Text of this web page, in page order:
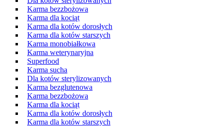
Karma bezzbożowa
Karma dla kociąt
Karma dla kotów dorosłych
Karma dla kotów starszych
Karma monobiałkowa
Karma weterynaryjna
Superfood
Karma sucha
Dla kotów sterylizowanych
Karma bezglutenowa
Karma bezzbożowa
Karma dla kociąt
Karma dla kotów dorosłych
Karma dla kotów starszych